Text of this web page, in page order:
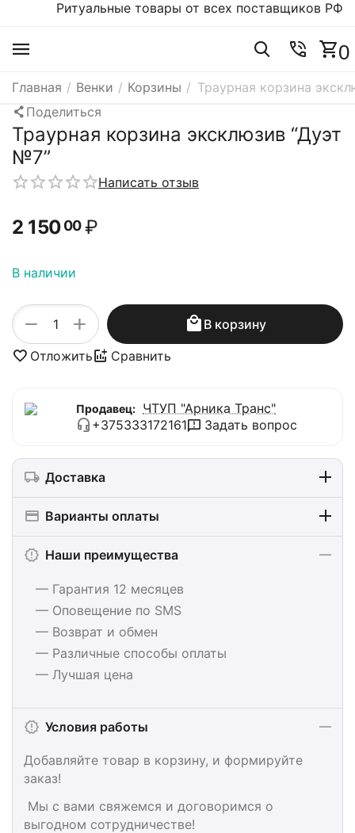
Ритуальные товары от всех поставщиков РФ
0
Главная / Венки / Корзины / Траурная корзина
Поделиться
Траурная корзина эксклюзив “Дуэт
№7”
Написать отзыв
2 15000 ₽
В наличии
+
−
В корзину
Отложить
Сравнить
Продавец: ЧТУП "Арника Транс"
+375333172161
Задать вопрос
Доставка
Варианты оплаты
Наши преимущества
— Гарантия 12 месяцев
— Оповещение по SMS
— Возврат и обмен
— Различные способы оплаты
— Лучшая цена
Условия работы
Добавляйте товар в корзину, и формируйте
заказ!
Мы с вами свяжемся и договоримся о
выгодном сотрудничестве!